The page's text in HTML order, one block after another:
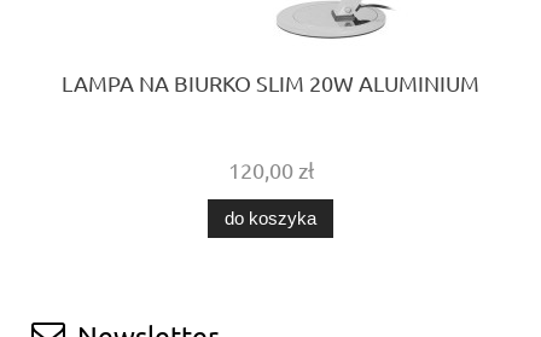
LAMPA NA BIURKO SLIM 20W ALUMINIUM
120,00 zł
do koszyka